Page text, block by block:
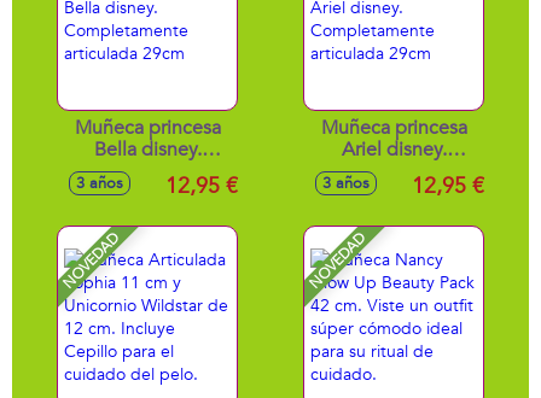
Muñeca princesa
Bella disney.
Completamente
articulada 29cm
3 años 12,95 €
Muñeca princesa
Ariel disney.
Completamente
articulada 29cm
3 años 12,95 €
NOVEDAD NOVEDAD